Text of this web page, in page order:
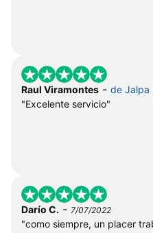
Raul Viramontes - de Jalpa
"Excelente servicio"
Darío C. - 7/07/2022
"como siempre, un placer